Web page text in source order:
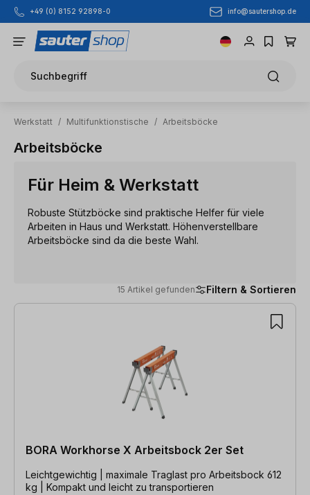
Zum Hauptinhalt springen
+49 (0) 8152 92898-0 info@sautershop.de
Suchbegriff
Werkstatt / Multifunktionstische / Arbeitsböcke
Arbeitsböcke
Für Heim & Werkstatt
Robuste Stützböcke sind praktische Helfer für viele
Arbeiten in Haus und Werkstatt. Höhenverstellbare
Arbeitsböcke sind da die beste Wahl.
15 Artikel gefunden Filtern & Sortieren
15 Artikel gefunden
BORA Workhorse X Arbeitsbock 2er Set
Leichtgewichtig | maximale Traglast pro Arbeitsbock 612
kg | Kompakt und leicht zu transportieren